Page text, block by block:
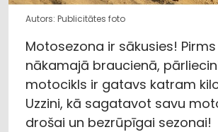
Autors: Publicitātes foto
Motosezona ir sākusies!
nākamajā braucienā,
motocikls ir gatavs katram
Uzzini, kā sagatavot savu
drošai un bezrūpīgai sezonai!